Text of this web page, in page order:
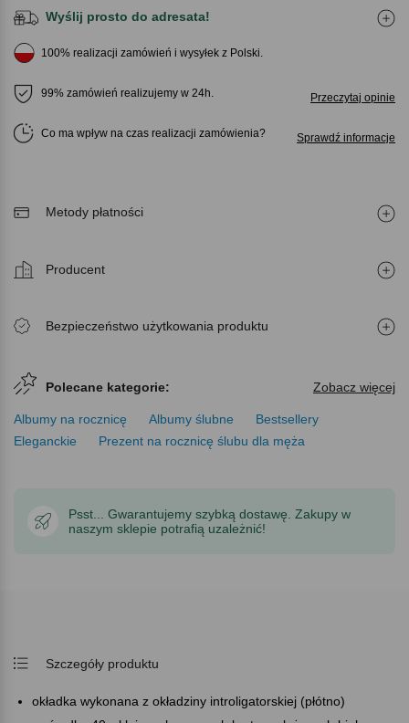
Wyślij prosto do adresata!
100% realizacji zamówień i wysyłek z Polski.
99% zamówień realizujemy w 24h. Przeczytaj opinie
Co ma wpływ na czas realizacji zamówienia Sprawdź informacje
Metody płatności
Producent
Bezpieczeństwo użytkowania produktu
Polecane kategorie: Zobacz więcej
Albumy na rocznicę Albumy ślubne
Bestsellery
Eleganckie
Prezent na rocznicę ślubu dla męża
Psst... Gwarantujemy szybką dostawę. Zakupy w
naszym sklepie potrafią uzależnić!
Szczegóły produktu
okładka wykonana z okładziny introligatorskiej (płótno)